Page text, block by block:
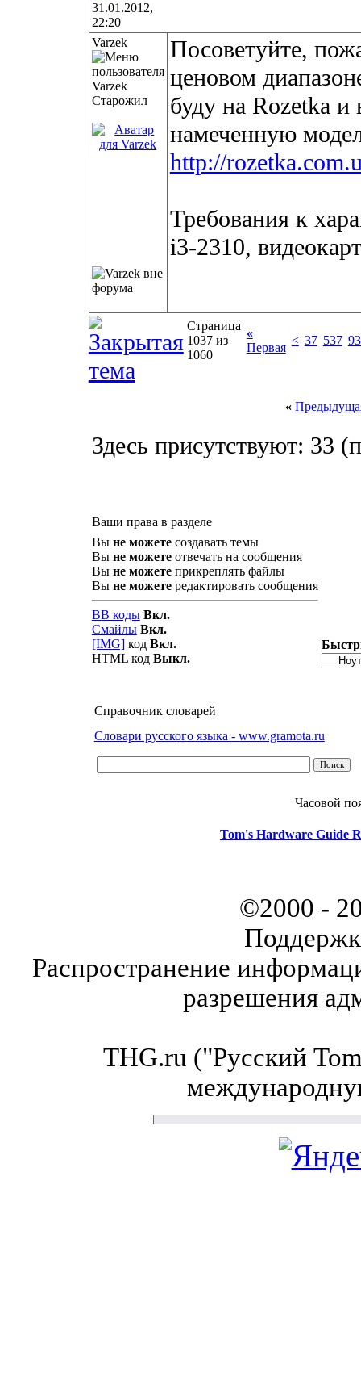
31.01.2012,
22:20
Varzek
Старожил
Посоветуйте,
ценовом
буду на Rozetka и
намеченную
http://
Требования к
i3-2310,
Страница
1037 из
1060
«
Первая
< 37 537
«
Здесь присутствуют: 33
Ваши права в разделе
Вы не можетесоздавать темы
Вы не можетеотвечать на сообщения
Вы не можетеприкреплять файлы
Вы не можетередактировать сообщения
BB коды Вкл.
Смайлы Вкл.
[IMG]код Вкл.
HTML код Выкл.
Справочник словарей
Словари русского языка - www.gramota.ru
Часовой
Tom's Hardware Guide
©2000 -
Распространение
разрешения
THG.ru ("Русский